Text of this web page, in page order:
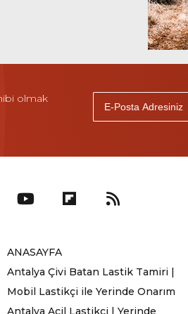
olmak
ANASAYFA
Antalya Çivi Batan Lastik Tamiri |
Mobil Lastikçi ile Yerinde Onarım
Antalya Acil Lastikçi | Yerinde